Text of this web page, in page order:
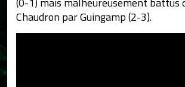
Chaudron par Guingamp (2-3).